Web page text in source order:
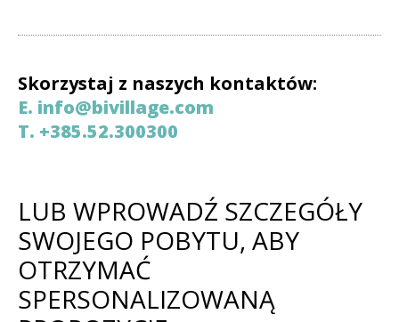
Skorzystaj z naszych kontaktów:
E. info@bivillage.com
T. +385.52.300300
LUB WPROWADŹ SZCZEGÓŁY
SWOJEGO POBYTU, ABY
OTRZYMAĆ
SPERSONALIZOWANĄ